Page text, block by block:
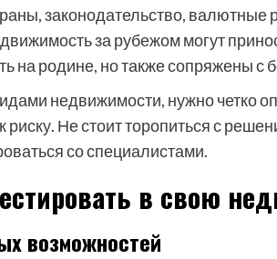
законодательство, валютные
за рубежом могут
на родине, но также сопряжены с
недвижимости, нужно четко
риску. Не стоит торопиться с
со специалистами.
в свою
возможностей